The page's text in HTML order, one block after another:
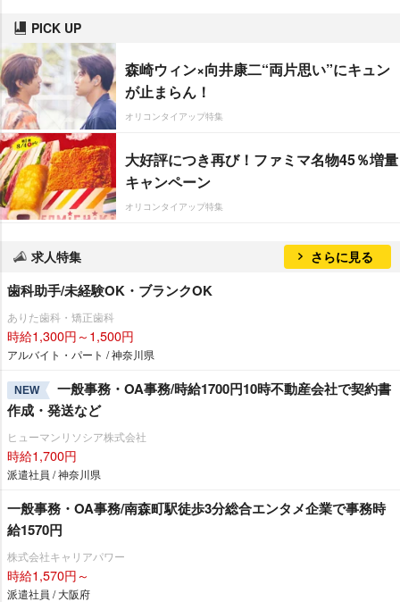
PICK UP
森崎ウィン×向井康二“両片思い”にキュン
が止まらん！
オリコンタイアップ特集
大好評につき再び！ファミマ名物45％増量
キャンペーン
オリコンタイアップ特集
求人特集 さらに見る
歯科助手/未経験OK・ブランクOK
ありた歯科・矯正歯科
時給1,300円～1,500円
アルバイト・パート / 神奈川県
NEW
一般事務・OA事務/時給1700円10時不動産会社で契約書
作成・発送など
ヒューマンリソシア株式会社
時給1,700円
派遣社員 / 神奈川県
一般事務・OA事務/南森町駅徒歩3分総合エンタメ企業で事務時
給1570円
株式会社キャリアパワー
時給1,570円～
派遣社員 / 大阪府